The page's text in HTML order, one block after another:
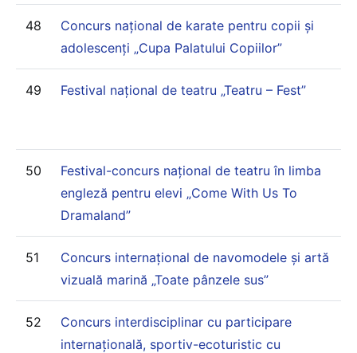
48
Concurs național de karate pentru copii și
adolescenți „Cupa Palatului Copiilor”
49 Festival național de teatru „Teatru – Fest”
50
Festival-concurs național de teatru în limba
engleză pentru elevi „Come With Us To
Dramaland”
51
Concurs internațional de navomodele și artă
vizuală marină „Toate pânzele sus”
52
Concurs interdisciplinar cu participare
internațională, sportiv-ecoturistic cu